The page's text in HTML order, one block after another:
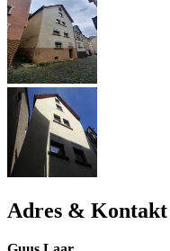
Adres & Kontakt